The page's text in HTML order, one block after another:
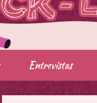
Entrevistas